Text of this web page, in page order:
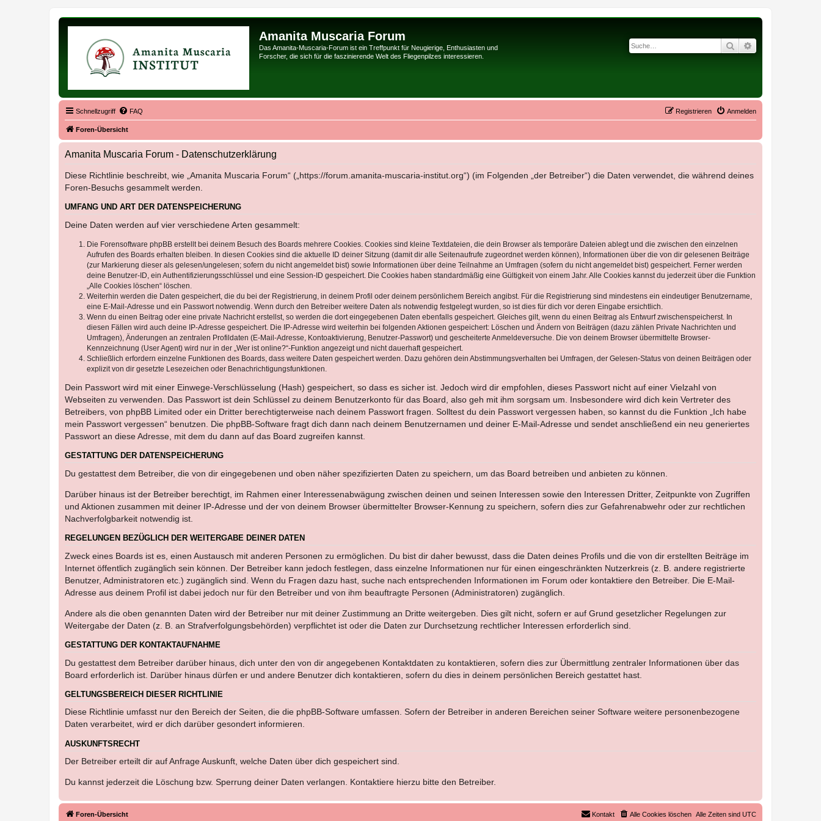
Amanita Muscaria Forum
Das Amanita-Muscaria-Forum ist ein Treffpunkt für Neugierige, Enthusiasten und
Forscher, die sich für die faszinierende Welt des Fliegenpilzes interessieren.
Suche
Schnellzugriff FAQ Anmelden
Registrieren
Foren-Übersicht
Amanita Muscaria Forum - Datenschutzerklärung
Diese Richtlinie beschreibt, wie „Amanita Muscaria Forum“ („https://forum.amanita-muscaria-institut.org“) (im Folgenden „der Betreiber“) die Daten verwendet, die während deines
Foren-Besuchs gesammelt werden.
UMFANG UND ART DER DATENSPEICHERUNG
Deine Daten werden auf vier verschiedene Arten gesammelt:
Die Forensoftware phpBB erstellt bei deinem Besuch des Boards mehrere Cookies. Cookies sind kleine Textdateien, die dein Browser als temporäre Dateien ablegt und die zwischen den einzelnen
Aufrufen des Boards erhalten bleiben. In diesen Cookies sind die aktuelle ID deiner Sitzung (damit dir alle Seitenaufrufe zugeordnet werden können), Informationen über die von dir gelesenen Beiträge
(zur Markierung dieser als gelesen/ungelesen; sofern du nicht angemeldet bist) sowie Informationen über deine Teilnahme an Umfragen (sofern du nicht angemeldet bist) gespeichert. Ferner werden
deine Benutzer-ID, ein Authentifizierungsschlüssel und eine Session-ID gespeichert. Die Cookies haben standardmäßig eine Gültigkeit von einem Jahr. Alle Cookies kannst du jederzeit über die Funktion
„Alle Cookies löschen“ löschen.
Weiterhin werden die Daten gespeichert, die du bei der Registrierung, in deinem Profil oder deinem persönlichem Bereich angibst. Für die Registrierung sind mindestens ein eindeutiger Benutzername,
eine E-Mail-Adresse und ein Passwort notwendig. Wenn durch den Betreiber weitere Daten als notwendig festgelegt wurden, so ist dies für dich vor deren Eingabe ersichtlich.
Wenn du einen Beitrag oder eine private Nachricht erstellst, so werden die dort eingegebenen Daten ebenfalls gespeichert. Gleiches gilt, wenn du einen Beitrag als Entwurf zwischenspeicherst. In
diesen Fällen wird auch deine IP-Adresse gespeichert. Die IP-Adresse wird weiterhin bei folgenden Aktionen gespeichert: Löschen und Ändern von Beiträgen (dazu zählen Private Nachrichten und
Umfragen), Änderungen an zentralen Profildaten (E-Mail-Adresse, Kontoaktivierung, Benutzer-Passwort) und gescheiterte Anmeldeversuche. Die von deinem Browser übermittelte Browser-
Kennzeichnung (User Agent) wird nur in der „Wer ist online?“-Funktion angezeigt und nicht dauerhaft gespeichert.
Schließlich erfordern einzelne Funktionen des Boards, dass weitere Daten gespeichert werden. Dazu gehören dein Abstimmungsverhalten bei Umfragen, der Gelesen-Status von deinen Beiträgen oder
explizit von dir gesetzte Lesezeichen oder Benachrichtigungsfunktionen.
Dein Passwort wird mit einer Einwege-Verschlüsselung (Hash) gespeichert, so dass es sicher ist. Jedoch wird dir empfohlen, dieses Passwort nicht auf einer Vielzahl von
Webseiten zu verwenden. Das Passwort ist dein Schlüssel zu deinem Benutzerkonto für das Board, also geh mit ihm sorgsam um. Insbesondere wird dich kein Vertreter des
Betreibers, von phpBB Limited oder ein Dritter berechtigterweise nach deinem Passwort fragen. Solltest du dein Passwort vergessen haben, so kannst du die Funktion „Ich habe
mein Passwort vergessen“ benutzen. Die phpBB-Software fragt dich dann nach deinem Benutzernamen und deiner E-Mail-Adresse und sendet anschließend ein neu generiertes
Passwort an diese Adresse, mit dem du dann auf das Board zugreifen kannst.
GESTATTUNG DER DATENSPEICHERUNG
Du gestattest dem Betreiber, die von dir eingegebenen und oben näher spezifizierten Daten zu speichern, um das Board betreiben und anbieten zu können.
Darüber hinaus ist der Betreiber berechtigt, im Rahmen einer Interessenabwägung zwischen deinen und seinen Interessen sowie den Interessen Dritter, Zeitpunkte von Zugriffen
und Aktionen zusammen mit deiner IP-Adresse und der von deinem Browser übermittelter Browser-Kennung zu speichern, sofern dies zur Gefahrenabwehr oder zur rechtlichen
Nachverfolgbarkeit notwendig ist.
REGELUNGEN BEZÜGLICH DER WEITERGABE DEINER DATEN
Zweck eines Boards ist es, einen Austausch mit anderen Personen zu ermöglichen. Du bist dir daher bewusst, dass die Daten deines Profils und die von dir erstellten Beiträge im
Internet öffentlich zugänglich sein können. Der Betreiber kann jedoch festlegen, dass einzelne Informationen nur für einen eingeschränkten Nutzerkreis (z. B. andere registrierte
Benutzer, Administratoren etc.) zugänglich sind. Wenn du Fragen dazu hast, suche nach entsprechenden Informationen im Forum oder kontaktiere den Betreiber. Die E-Mail-
Adresse aus deinem Profil ist dabei jedoch nur für den Betreiber und von ihm beauftragte Personen (Administratoren) zugänglich.
Andere als die oben genannten Daten wird der Betreiber nur mit deiner Zustimmung an Dritte weitergeben. Dies gilt nicht, sofern er auf Grund gesetzlicher Regelungen zur
Weitergabe der Daten (z. B. an Strafverfolgungsbehörden) verpflichtet ist oder die Daten zur Durchsetzung rechtlicher Interessen erforderlich sind.
GESTATTUNG DER KONTAKTAUFNAHME
Du gestattest dem Betreiber darüber hinaus, dich unter den von dir angegebenen Kontaktdaten zu kontaktieren, sofern dies zur Übermittlung zentraler Informationen über das
Board erforderlich ist. Darüber hinaus dürfen er und andere Benutzer dich kontaktieren, sofern du dies in deinem persönlichen Bereich gestattet hast.
GELTUNGSBEREICH DIESER RICHTLINIE
Diese Richtlinie umfasst nur den Bereich der Seiten, die die phpBB-Software umfassen. Sofern der Betreiber in anderen Bereichen seiner Software weitere personenbezogene
Daten verarbeitet, wird er dich darüber gesondert informieren.
AUSKUNFTSRECHT
Der Betreiber erteilt dir auf Anfrage Auskunft, welche Daten über dich gespeichert sind.
Du kannst jederzeit die Löschung bzw. Sperrung deiner Daten verlangen. Kontaktiere hierzu bitte den Betreiber.
Foren-Übersicht Alle Zeiten sind UTC
Alle Cookies löschen
Kontakt